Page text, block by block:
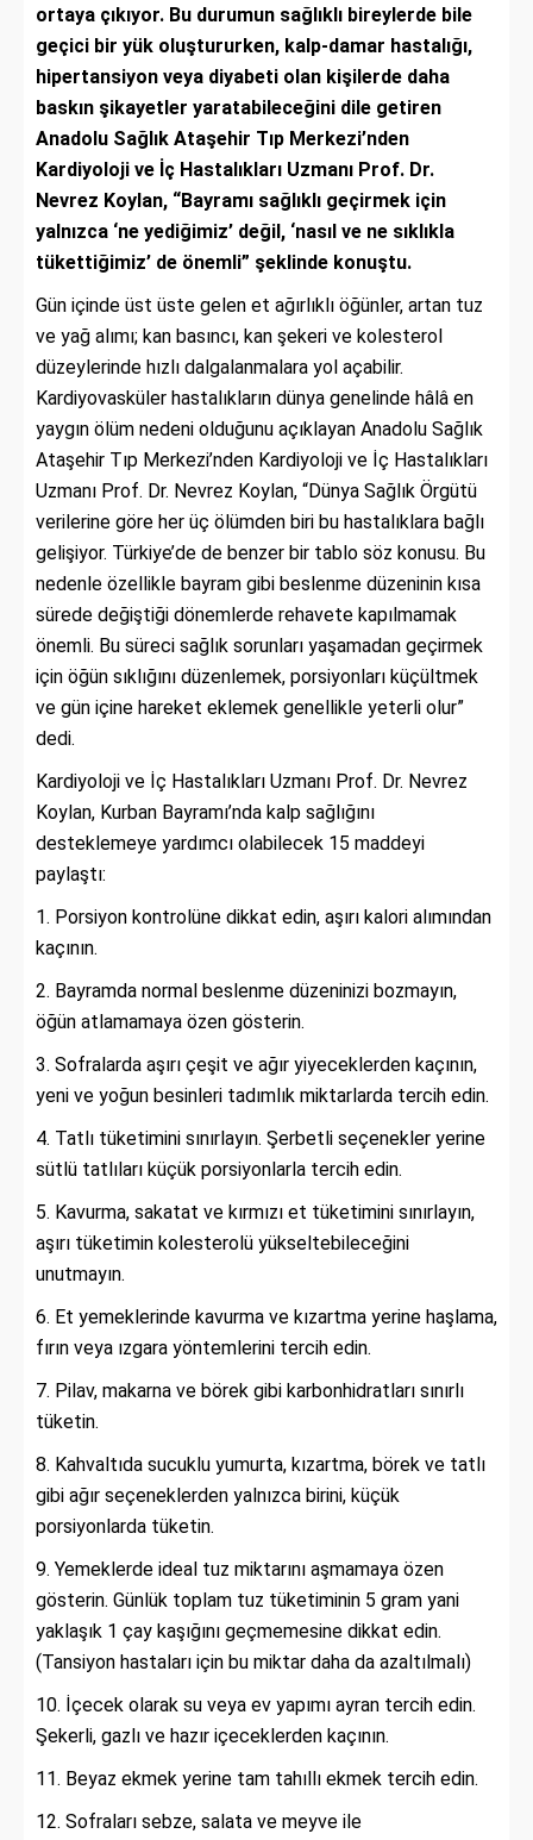
ortaya çıkıyor. Bu durumun sağlıklı bireylerde bile
geçici bir yük oluştururken, kalp-damar hastalığı,
hipertansiyon veya diyabeti olan kişilerde daha
baskın şikayetler yaratabileceğini dile getiren
Anadolu Sağlık Ataşehir Tıp Merkezi’nden
Kardiyoloji ve İç Hastalıkları Uzmanı Prof. Dr.
Nevrez Koylan, “Bayramı sağlıklı geçirmek için
yalnızca ‘ne yediğimiz’ değil, ‘nasıl ve ne sıklıkla
tükettiğimiz’ de önemli” şeklinde konuştu.
Gün içinde üst üste gelen et ağırlıklı öğünler, artan tuz
ve yağ alımı; kan basıncı, kan şekeri ve kolesterol
düzeylerinde hızlı dalgalanmalara yol açabilir.
Kardiyovasküler hastalıkların dünya genelinde hâlâ en
yaygın ölüm nedeni olduğunu açıklayan Anadolu Sağlık
Ataşehir Tıp Merkezi’nden Kardiyoloji ve İç Hastalıkları
Uzmanı Prof. Dr. Nevrez Koylan, “Dünya Sağlık Örgütü
verilerine göre her üç ölümden biri bu hastalıklara bağlı
gelişiyor. Türkiye’de de benzer bir tablo söz konusu. Bu
nedenle özellikle bayram gibi beslenme düzeninin kısa
sürede değiştiği dönemlerde rehavete kapılmamak
önemli. Bu süreci sağlık sorunları yaşamadan geçirmek
için öğün sıklığını düzenlemek, porsiyonları küçültmek
ve gün içine hareket eklemek genellikle yeterli olur”
dedi.
Kardiyoloji ve İç Hastalıkları Uzmanı Prof. Dr. Nevrez
Koylan, Kurban Bayramı’nda kalp sağlığını
desteklemeye yardımcı olabilecek 15 maddeyi
paylaştı:
Porsiyon kontrolüne dikkat edin, aşırı kalori alımından
kaçının.
Bayramda normal beslenme düzeninizi bozmayın,
öğün atlamamaya özen gösterin.
Sofralarda aşırı çeşit ve ağır yiyeceklerden kaçının,
yeni ve yoğun besinleri tadımlık miktarlarda tercih edin.
Tatlı tüketimini sınırlayın. Şerbetli seçenekler yerine
sütlü tatlıları küçük porsiyonlarla tercih edin.
Kavurma, sakatat ve kırmızı et tüketimini sınırlayın,
aşırı tüketimin kolesterolü yükseltebileceğini
unutmayın.
Et yemeklerinde kavurma ve kızartma yerine haşlama,
fırın veya ızgara yöntemlerini tercih edin.
Pilav, makarna ve börek gibi karbonhidratları sınırlı
tüketin.
Kahvaltıda sucuklu yumurta, kızartma, börek ve tatlı
gibi ağır seçeneklerden yalnızca birini, küçük
porsiyonlarda tüketin.
Yemeklerde ideal tuz miktarını aşmamaya özen
gösterin. Günlük toplam tuz tüketiminin 5 gram yani
yaklaşık 1 çay kaşığını geçmemesine dikkat edin.
(Tansiyon hastaları için bu miktar daha da azaltılmalı)
İçecek olarak su veya ev yapımı ayran tercih edin.
Şekerli, gazlı ve hazır içeceklerden kaçının.
Beyaz ekmek yerine tam tahıllı ekmek tercih edin.
Sofraları sebze, salata ve meyve ile